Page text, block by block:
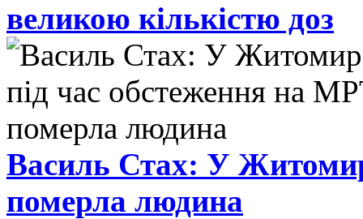
великою кількістю доз
Василь Стах: У
померла людина